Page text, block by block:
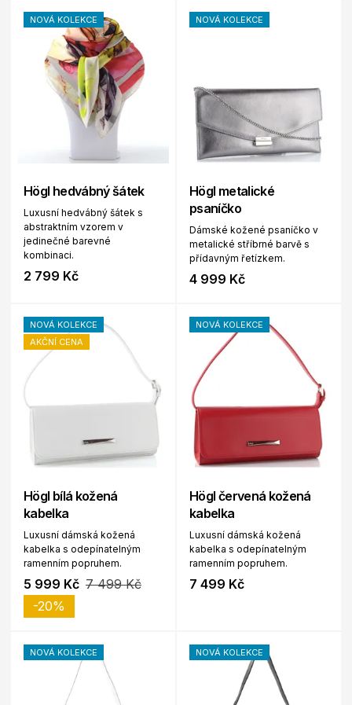
NOVÁ KOLEKCE
Högl hedvábný šátek
Luxusní hedvábný šátek s
abstraktním vzorem v
jedinečné barevné
kombinaci.
2 799 Kč
NOVÁ KOLEKCE
Högl metalické
psaníčko
Dámské kožené psaníčko v
metalické stříbrné barvě s
přídavným řetízkem.
4 999 Kč
NOVÁ KOLEKCE
AKČNÍ CENA
Högl bílá kožená
kabelka
Luxusní dámská kožená
kabelka s odepínatelným
ramenním popruhem.
5 999 Kč 7 499 Kč
-20%
NOVÁ KOLEKCE
Högl červená kožená
kabelka
Luxusní dámská kožená
kabelka s odepínatelným
ramenním popruhem.
7 499 Kč
NOVÁ KOLEKCE NOVÁ KOLEKCE